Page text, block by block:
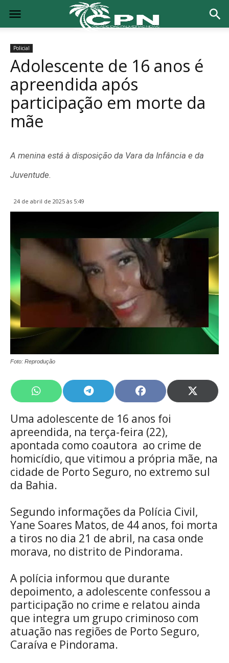
Policial
Adolescente de 16 anos é
apreendida após
participação em morte da
mãe
A menina está à disposição da Vara da Infância e da
Juventude.
24 de abril de 2025 às 5:49
Foto: Reprodução
Share
on
WhatsApp
Share
on
Telegram
Share
on
Facebook
Share
on
Uma adolescente de 16 anos foi
apreendida, na terça-feira (22),
apontada como coautora ao crime de
homicídio, que vitimou a própria mãe, na
cidade de Porto Seguro, no extremo sul
da Bahia.
Segundo informações da Polícia Civil,
Yane Soares Matos, de 44 anos, foi morta
a tiros no dia 21 de abril, na casa onde
morava, no distrito de Pindorama.
A polícia informou que durante
depoimento, a adolescente confessou a
participação no crime e relatou ainda
que integra um grupo criminoso com
atuação nas regiões de Porto Seguro,
Caraíva e Pindorama.